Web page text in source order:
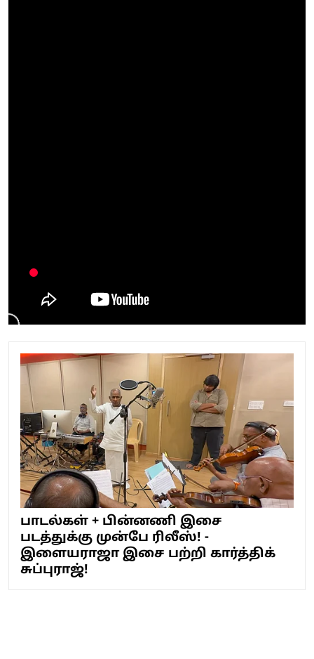
பாடல்கள் + பின்னணி இசை
படத்துக்கு முன்பே ரிலீஸ்! -
இளையராஜா இசை பற்றி கார்த்திக்
சுப்புராஜ்!